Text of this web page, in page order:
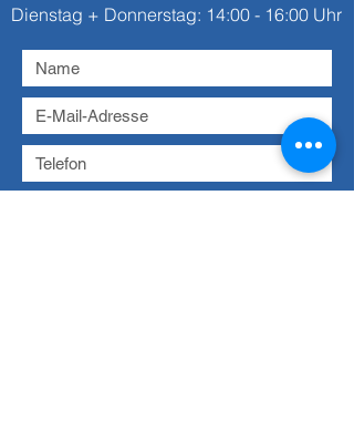
Dienstag + Donnerstag: 14:00 - 16:00 Uhr